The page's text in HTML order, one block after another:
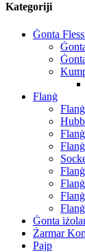
Kategoriji
Ġonta
Flanġ
Ġonta
Żarmar
Pajp